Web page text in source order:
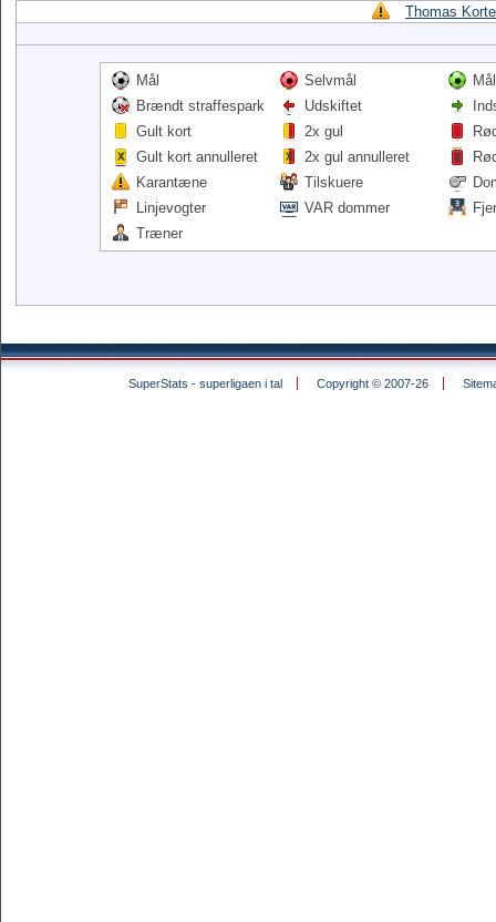
Thomas
Mål Selvmål
Brændt straffespark
Udskiftet
Gult kort
2x gul
Gult kort annulleret
2x gul annulleret
Karantæne
Tilskuere
Linjevogter
VAR dommer
Træner
SuperStats - superligaen i tal Copyright © 2007-26